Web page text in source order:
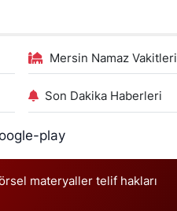
Mersin Namaz Vakitleri
Son Dakika Haberleri
materyaller telif hakları